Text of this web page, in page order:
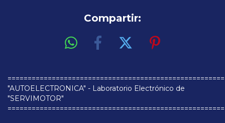
Compartir:
"AUTOELECTRONICA" - Laboratorio Electrónico de
"SERVIMOTOR"